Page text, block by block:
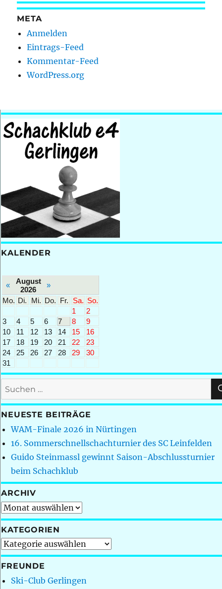
META
Anmelden
Eintrags-Feed
Kommentar-Feed
WordPress.org
KALENDER
«
August
2026
»
Mo. Di. Mi. Do. Fr. Sa. So.
1
2
3
4 5 6 7 8
9
10
11 12 13 14 15
16
17
18 19 20 21 22
23
24
25 26 27 28 29
30
31
Suchen
nach:
NEUESTE BEITRÄGE
WAM-Finale 2026 in Nürtingen
16. Sommerschnellschachturnier des SC Leinfelden
Guido Steinmassl gewinnt Saison-Abschlussturnier
beim Schachklub
ARCHIV
Archiv
KATEGORIEN
Kategorien
FREUNDE
Ski-Club Gerlingen